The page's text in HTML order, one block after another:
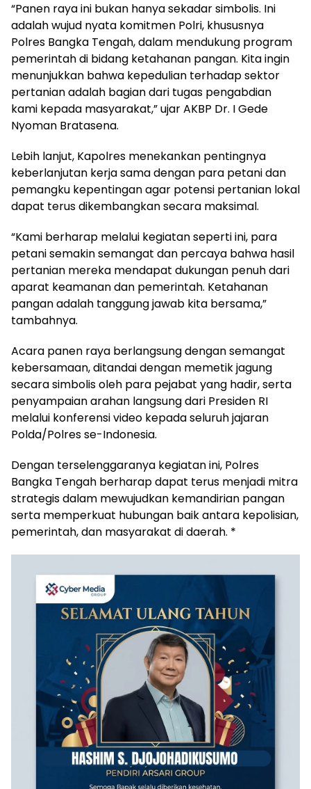
“Panen raya ini bukan hanya sekadar simbolis. Ini
adalah wujud nyata komitmen Polri, khususnya
Polres Bangka Tengah, dalam mendukung program
pemerintah di bidang ketahanan pangan. Kita ingin
menunjukkan bahwa kepedulian terhadap sektor
pertanian adalah bagian dari tugas pengabdian
kami kepada masyarakat,” ujar AKBP Dr. I Gede
Nyoman Bratasena.
Lebih lanjut, Kapolres menekankan pentingnya
keberlanjutan kerja sama dengan para petani dan
pemangku kepentingan agar potensi pertanian lokal
dapat terus dikembangkan secara maksimal.
“Kami berharap melalui kegiatan seperti ini, para
petani semakin semangat dan percaya bahwa hasil
pertanian mereka mendapat dukungan penuh dari
aparat keamanan dan pemerintah. Ketahanan
pangan adalah tanggung jawab kita bersama,”
tambahnya.
Acara panen raya berlangsung dengan semangat
kebersamaan, ditandai dengan memetik jagung
secara simbolis oleh para pejabat yang hadir, serta
penyampaian arahan langsung dari Presiden RI
melalui konferensi video kepada seluruh jajaran
Polda/Polres se-Indonesia.
Dengan terselenggaranya kegiatan ini, Polres
Bangka Tengah berharap dapat terus menjadi mitra
strategis dalam mewujudkan kemandirian pangan
serta memperkuat hubungan baik antara kepolisian,
pemerintah, dan masyarakat di daerah. *